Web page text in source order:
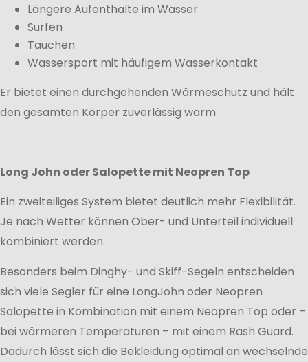
Längere Aufenthalte im Wasser
Surfen
Tauchen
Wassersport mit häufigem Wasserkontakt
Er bietet einen durchgehenden Wärmeschutz und hält
den gesamten Körper zuverlässig warm.
Long John oder Salopette mit Neopren Top
Ein zweiteiliges System bietet deutlich mehr Flexibilität.
Je nach Wetter können Ober- und Unterteil individuell
kombiniert werden.
Besonders beim Dinghy- und Skiff-Segeln entscheiden
sich viele Segler für eine LongJohn oder Neopren
Salopette in Kombination mit einem Neopren Top oder –
bei wärmeren Temperaturen – mit einem Rash Guard.
Dadurch lässt sich die Bekleidung optimal an wechselnde